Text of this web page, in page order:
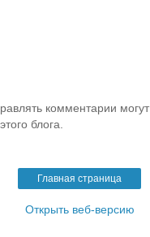
комментарии могут
блога.
Главная страница
Открыть веб-версию